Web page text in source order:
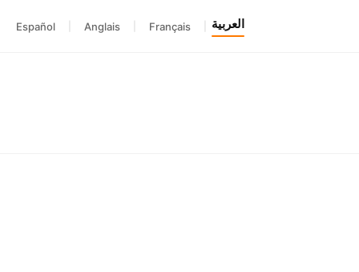
العربية Français
Anglais
Español